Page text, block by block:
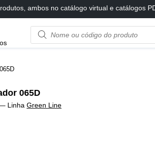
ambos no catálogo virtual e catálogos
Product
name
065D
Linha Green Line